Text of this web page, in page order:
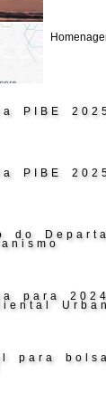
PIBE
PIBE
do
para
para